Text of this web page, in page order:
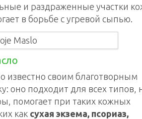
и раздраженные участки
в борьбе с угревой сыпью.
известно своим благотворным
оно подходит для всех типов,
помогает при таких кожных
как сухая экзема, псориаз,